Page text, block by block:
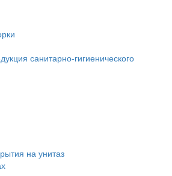
санитарно-гигиенического
на унитаз